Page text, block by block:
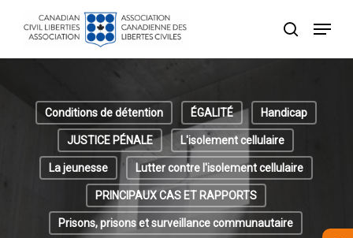
recherche
Menu
Conditions de détention ÉGALITÉ Handicap
JUSTICE PÉNALE L'isolement cellulaire
La jeunesse Lutter contre l'isolement cellulaire
PRINCIPAUX CAS ET RAPPORTS
Prisons, prisons et surveillance communautaire